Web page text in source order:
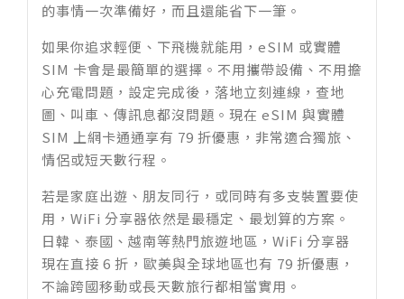
的事情一次準備好，而且還能省下一筆。
如果你追求輕便、下飛機就能用，eSIM 或實體
SIM 卡會是最簡單的選擇。不用攜帶設備、不用擔
心充電問題，設定完成後，落地立刻連線，查地
圖、叫車、傳訊息都沒問題。現在 eSIM 與實體
SIM 上網卡通通享有 79 折優惠，非常適合獨旅、
情侶或短天數行程。
若是家庭出遊、朋友同行，或同時有多支裝置要使
用，WiFi 分享器依然是最穩定、最划算的方案。
日韓、泰國、越南等熱門旅遊地區，WiFi 分享器
現在直接 6 折，歐美與全球地區也有 79 折優惠，
不論跨國移動或長天數旅行都相當實用。